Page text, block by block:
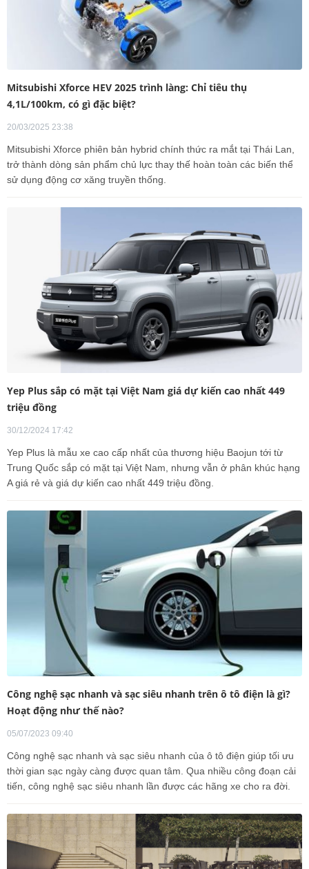
Mitsubishi Xforce HEV 2025 trình làng: Chỉ tiêu thụ
4,1L/100km, có gì đặc biệt?
20/03/2025 23:38
Mitsubishi Xforce phiên bản hybrid chính thức ra mắt tại Thái Lan,
trở thành dòng sản phẩm chủ lực thay thế hoàn toàn các biến thể
sử dụng động cơ xăng truyền thống.
Yep Plus sắp có mặt tại Việt Nam giá dự kiến cao nhất 449
triệu đồng
30/12/2024 17:42
Yep Plus là mẫu xe cao cấp nhất của thương hiệu Baojun tới từ
Trung Quốc sắp có mặt tại Việt Nam, nhưng vẫn ở phân khúc hạng
A giá rẻ và giá dự kiến cao nhất 449 triệu đồng.
Công nghệ sạc nhanh và sạc siêu nhanh trên ô tô điện là gì?
Hoạt động như thế nào?
05/07/2023 09:40
Công nghệ sạc nhanh và sạc siêu nhanh của ô tô điện giúp tối ưu
thời gian sạc ngày càng được quan tâm. Qua nhiều công đoạn cải
tiến, công nghệ sạc siêu nhanh lần được các hãng xe cho ra đời.